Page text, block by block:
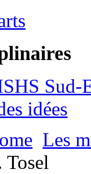
Sud-
idées
Les